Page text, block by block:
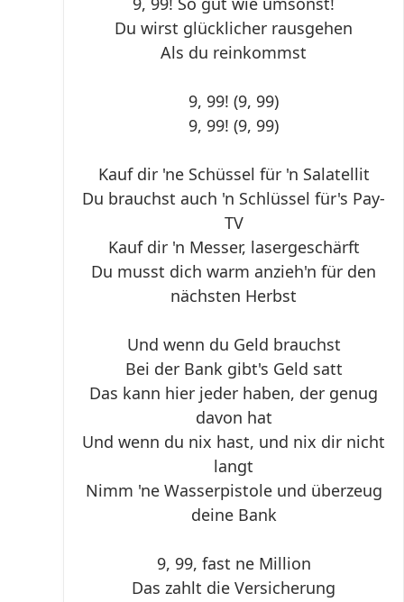
Du wirst glücklicher rausgehen
Als du reinkommst
9, 99! (9, 99)
9, 99! (9, 99)
Kauf dir 'ne Schüssel für 'n Salatellit
Du brauchst auch 'n Schlüssel für's Pay-
TV
Kauf dir 'n Messer, lasergeschärft
Du musst dich warm anzieh'n für den
nächsten Herbst
Und wenn du Geld brauchst
Bei der Bank gibt's Geld satt
Das kann hier jeder haben, der genug
davon hat
Und wenn du nix hast, und nix dir nicht
langt
Nimm 'ne Wasserpistole und überzeug
deine Bank
9, 99, fast ne Million
Das zahlt die Versicherung